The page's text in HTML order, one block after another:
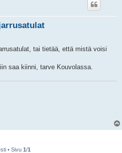
tai tietää, että mistä voisi
saa kiinni, tarve Kouvolassa.
• Sivu 1/1